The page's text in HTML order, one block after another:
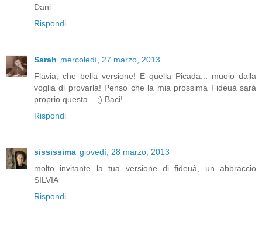
Dani
Rispondi
Sarah mercoledì, 27 marzo, 2013
Flavia, che bella versione! E quella Picada... muoio dalla
voglia di provarla! Penso che la mia prossima Fideuà sarà
proprio questa... ;) Baci!
Rispondi
sississima giovedì, 28 marzo, 2013
molto invitante la tua versione di fideuà, un abbraccio
SILVIA
Rispondi